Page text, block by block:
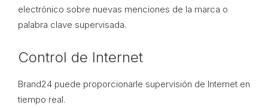
electrónico sobre nuevas menciones de la marca o
palabra clave supervisada.
Control de Internet
Brand24 puede proporcionarle supervisión de Internet en
tiempo real.